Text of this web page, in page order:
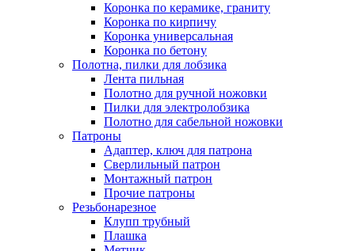
Коронка по керамике, граниту
Коронка по кирпичу
Коронка универсальная
Коронка по бетону
Полотна, пилки для лобзика
Лента пильная
Полотно для ручной ножовки
Пилки для электролобзика
Полотно для сабельной ножовки
Патроны
Адаптер, ключ для патрона
Сверлильный патрон
Монтажный патрон
Прочие патроны
Резьбонарезное
Клупп трубный
Плашка